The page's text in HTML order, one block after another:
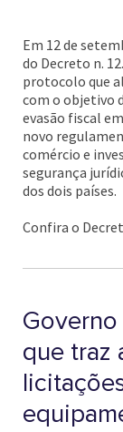
Em 12 de
do Decreto n.
protocolo que
com o objetivo
evasão fiscal
novo
comércio e
segurança
dos dois países.
Confira o
que traz